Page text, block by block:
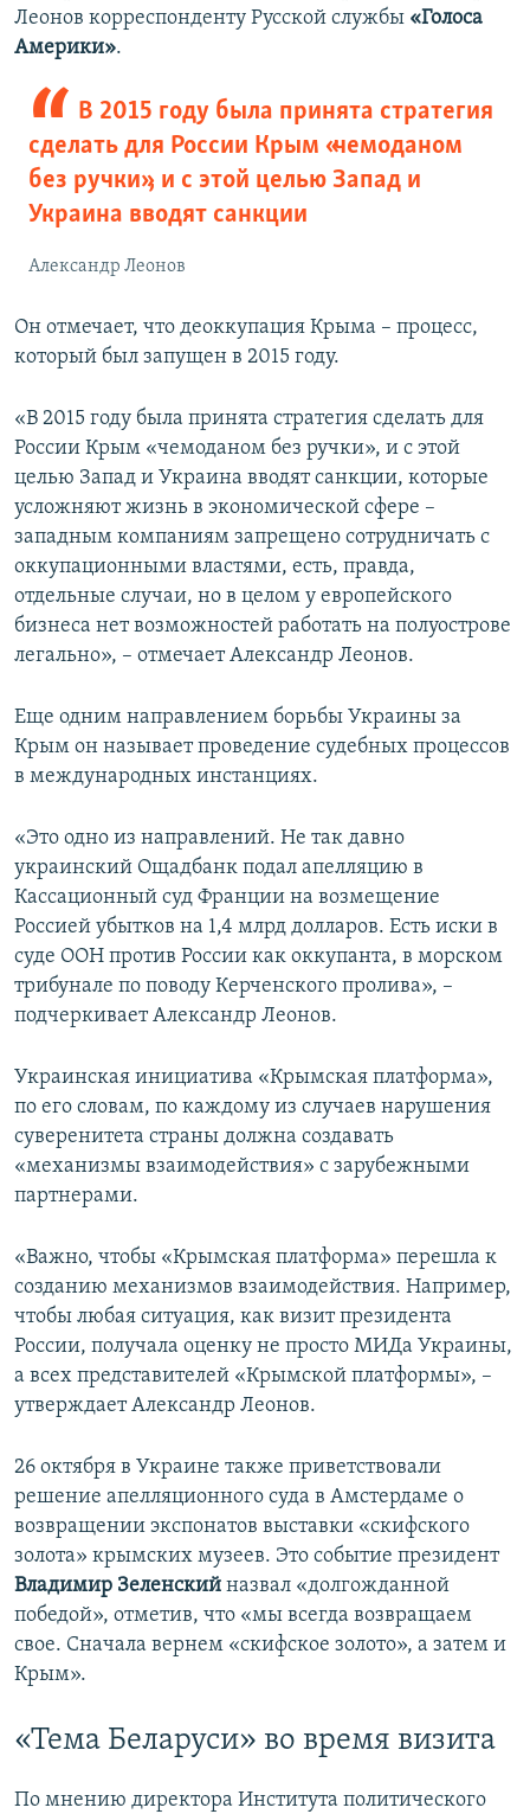
Леонов корреспонденту Русской службы «Голоса
Америки».
В 2015 году была принята стратегия
сделать для России Крым «чемоданом
без ручки», и с этой целью Запад и
Украина вводят санкции
Александр Леонов
Он отмечает, что деоккупация Крыма – процесс,
который был запущен в 2015 году.
«В 2015 году была принята стратегия сделать для
России Крым «чемоданом без ручки», и с этой
целью Запад и Украина вводят санкции, которые
усложняют жизнь в экономической сфере –
западным компаниям запрещено сотрудничать с
оккупационными властями, есть, правда,
отдельные случаи, но в целом у европейского
бизнеса нет возможностей работать на полуострове
легально», – отмечает Александр Леонов.
Еще одним направлением борьбы Украины за
Крым он называет проведение судебных процессов
в международных инстанциях.
«Это одно из направлений. Не так давно
украинский Ощадбанк подал апелляцию в
Кассационный суд Франции на возмещение
Россией убытков на 1,4 млрд долларов. Есть иски в
суде ООН против России как оккупанта, в морском
трибунале по поводу Керченского пролива», –
подчеркивает Александр Леонов.
Украинская инициатива «Крымская платформа»,
по его словам, по каждому из случаев нарушения
суверенитета страны должна создавать
«механизмы взаимодействия» с зарубежными
партнерами.
«Важно, чтобы «Крымская платформа» перешла к
созданию механизмов взаимодействия. Например,
чтобы любая ситуация, как визит президента
России, получала оценку не просто МИДа Украины,
а всех представителей «Крымской платформы», –
утверждает Александр Леонов.
26 октября в Украине также приветствовали
решение апелляционного суда в Амстердаме о
возвращении экспонатов выставки «скифского
золота» крымских музеев. Это событие президент
Владимир Зеленский назвал «долгожданной
победой», отметив, что «мы всегда возвращаем
свое. Сначала вернем «скифское золото», а затем и
Крым».
«Тема Беларуси» во время визита
По мнению директора Института политического